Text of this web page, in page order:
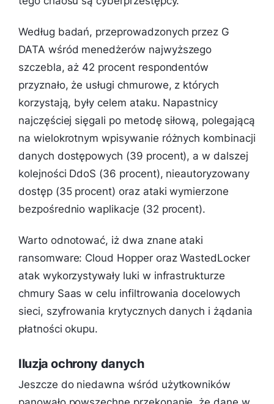
Według badań, przeprowadzonych przez G
DATA wśród menedżerów najwyższego
szczebla, aż 42 procent respondentów
przyznało, że usługi chmurowe, z których
korzystają, były celem ataku. Napastnicy
najczęściej sięgali po metodę siłową, polegającą
na wielokrotnym wpisywanie różnych kombinacji
danych dostępowych (39 procent), a w dalszej
kolejności DdoS (36 procent), nieautoryzowany
dostęp (35 procent) oraz ataki wymierzone
bezpośrednio waplikacje (32 procent).
Warto odnotować, iż dwa znane ataki
ransomware: Cloud Hopper oraz WastedLocker
atak wykorzystywały luki w infrastrukturze
chmury Saas w celu infiltrowania docelowych
sieci, szyfrowania krytycznych danych i żądania
płatności okupu.
Iluzja ochrony danych
Jeszcze do niedawna wśród użytkowników